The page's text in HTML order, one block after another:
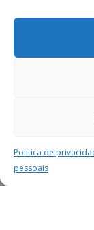
Política de
pessoais